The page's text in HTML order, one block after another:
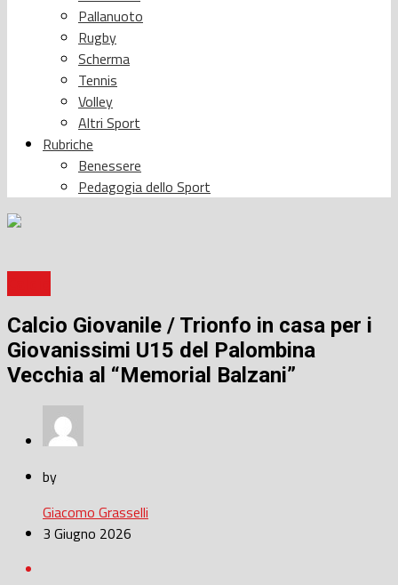
Pallanuoto
Rugby
Scherma
Tennis
Volley
Altri Sport
Rubriche
Benessere
Pedagogia dello Sport
Calcio Giovanile / Trionfo in casa per i
Giovanissimi U15 del Palombina
Vecchia al “Memorial Balzani”
by
Giacomo Grasselli
3 Giugno 2026